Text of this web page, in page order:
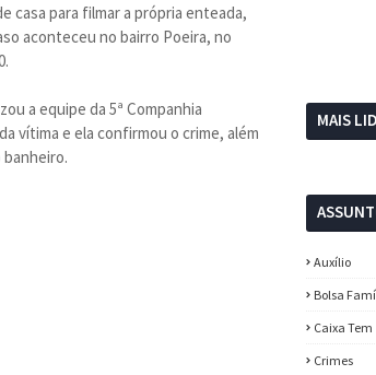
casa para filmar a própria enteada,
aconteceu no bairro Poeira, no
a equipe da 5ª Companhia
vítima e ela confirmou o crime, além
MAIS
Auxílio
Bolsa
Caixa Tem
Crimes